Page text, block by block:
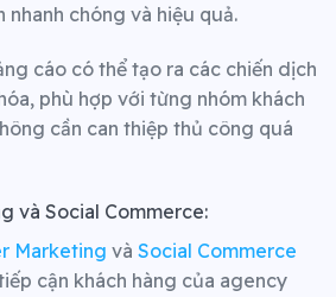
chóng và hiệu quả.
cáo có thể tạo ra các chiến dịch
phù hợp với từng nhóm khách
cần can thiệp thủ công quá
và Social Commerce:
Marketing và Social Commerce
cận khách hàng của agency